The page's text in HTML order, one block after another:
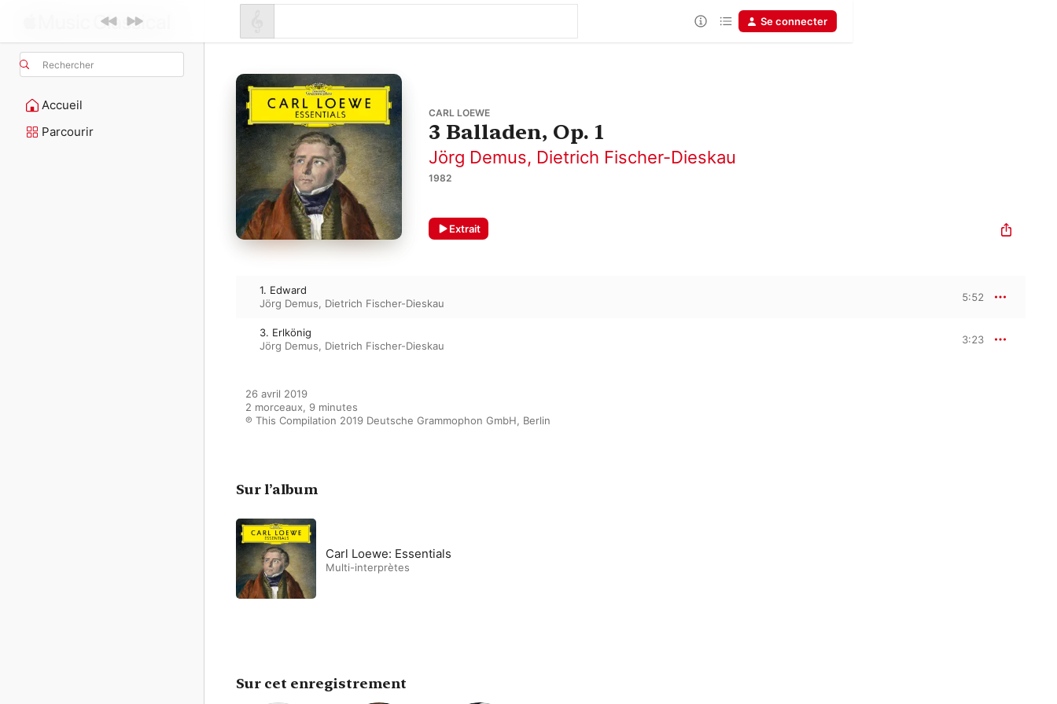
Rechercher
Accueil
Parcourir
Se connecter
CARL LOEWE
3 Balladen, Op. 1
Jörg Demus, Dietrich Fischer-Dieskau
1982
Extrait
1. Edward
Jörg Demus, Dietrich Fischer-Dieskau
5:52
3. Erlkönig
Jörg Demus, Dietrich Fischer-Dieskau
3:23
26 avril 2019
2 morceaux, 9 minutes
℗ This Compilation 2019 Deutsche Grammophon GmbH, Berlin
Sur l’album
Carl Loewe: Essentials
Multi-interprètes
Sur cet enregistrement